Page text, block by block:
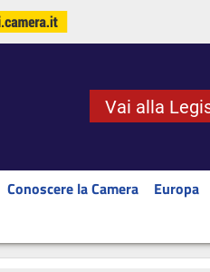
Vai alla
Conoscere la Camera Europa